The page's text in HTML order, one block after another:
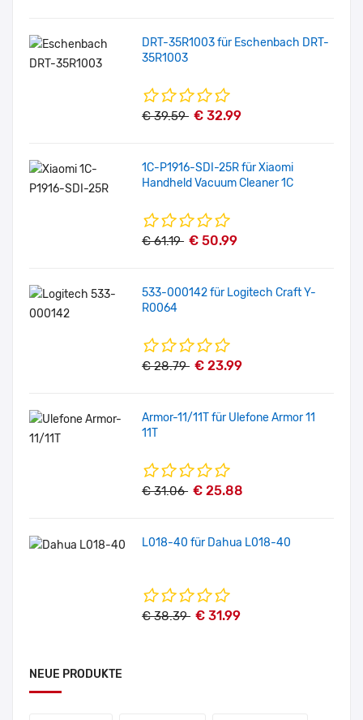
DRT-35R1003 für Eschenbach DRT-
35R1003
€ 39.59 € 32.99
1C-P1916-SDI-25R für Xiaomi
Handheld Vacuum Cleaner 1C
€ 61.19 € 50.99
533-000142 für Logitech Craft Y-
R0064
€ 28.79 € 23.99
Armor-11/11T für Ulefone Armor 11
11T
€ 31.06 € 25.88
L018-40 für Dahua L018-40
€ 38.39 € 31.99
NEUE PRODUKTE